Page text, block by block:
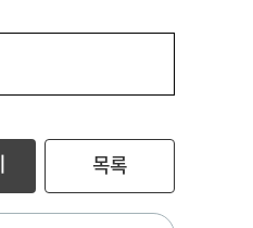
목록